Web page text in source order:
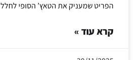
הפריט שמעניק את הטאץ’ הסופי לחלל
קרא עוד »